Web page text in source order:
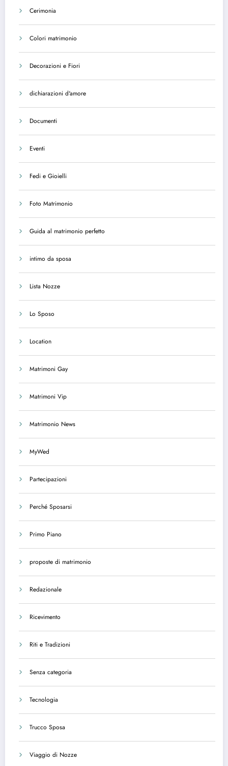
Cerimonia
Colori matrimonio
Decorazioni e Fiori
dichiarazioni d'amore
Documenti
Eventi
Fedi e Gioielli
Foto Matrimonio
Guida al matrimonio perfetto
intimo da sposa
Lista Nozze
Lo Sposo
Location
Matrimoni Gay
Matrimoni Vip
Matrimonio News
MyWed
Partecipazioni
Perché Sposarsi
Primo Piano
proposte di matrimonio
Redazionale
Ricevimento
Riti e Tradizioni
Senza categoria
Tecnologia
Trucco Sposa
Viaggio di Nozze